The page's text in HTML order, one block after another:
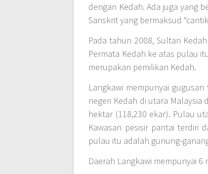
dengan Kedah. Ada juga yang
Sanskrit yang bermaksud
Pada tahun 2008, Sultan
Permata Kedah ke atas pulau
merupakan pemilikan Kedah.
Langkawi mempunyai
negeri Kedah di utara
hektar (118,230 ekar). Pulau
Kawasan pesisir pantai terdiri
pulau itu adalah gunung-
Daerah Langkawi mempunyai 6